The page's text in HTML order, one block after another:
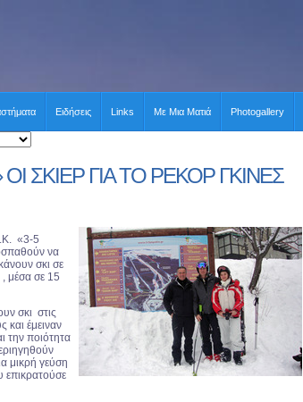
Ειδήσεις Links Με Μια Ματιά Photogallery
ΟΙ ΣΚΙΕΡ ΓΙΑ ΤΟ ΡΕΚΟΡ ΓΚΙΝΕΣ
«3-5
να
σκι σε
μέσα σε 15
σκι στις
και έμειναν
την ποιότητα
μικρή γεύση